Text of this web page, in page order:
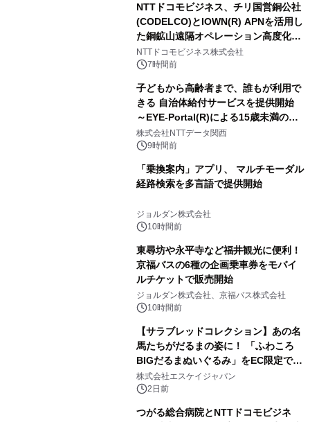
NTTドコモビジネス、チリ国営銅公社
(CODELCO)とIOWN(R) APNを活用し
た銅鉱山遠隔オペレーション高度化に
向けた調査・実証を開始
NTTドコモビジネス株式会社
7時間前
子どもから高齢者まで、誰もが利用で
きる 自治体給付サービスを提供開始
～EYE-Portal(R)による15歳未満の本
人認証と デジタルデバイド対策で実現
～
株式会社NTTデータ関西
9時間前
「乗換案内」アプリ、 マルチモーダル
経路検索を多言語で提供開始
ジョルダン株式会社
10時間前
東尋坊や永平寺など福井観光に便利！
京福バスの6種の企画乗車券をモバイ
ルチケットで販売開始
ジョルダン株式会社、京福バス株式会社
10時間前
【サラブレッドコレクション】あの名
馬たちがだるまの姿に！ 「ふわころ
BIGだるまぬいぐるみ」をEC限定で受
注販売開始
株式会社エスケイジャパン
2日前
つがる総合病院とNTTドコモビジネ